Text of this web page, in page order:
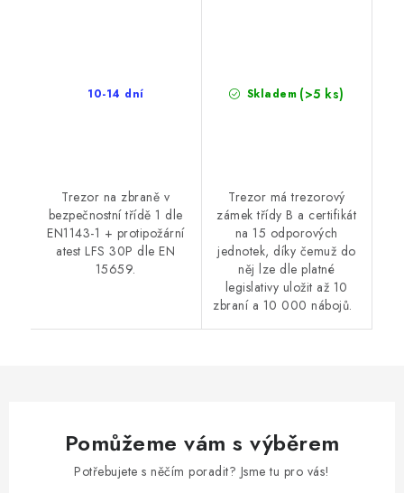
10-14 dní
Trezor na zbraně v
bezpečnostní třídě 1 dle
EN1143-1 + protipožární
atest LFS 30P dle EN
15659.
Skladem (>5 ks)
Trezor má trezorový
zámek třídy B a certifikát
na 15 odporových
jednotek, díky čemuž do
něj lze dle platné
legislativy uložit až 10
zbraní a 10 000 nábojů.
Pomůžeme vám s výběrem
Potřebujete s něčím poradit? Jsme tu pro vás!